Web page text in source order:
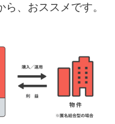
、おススメです。